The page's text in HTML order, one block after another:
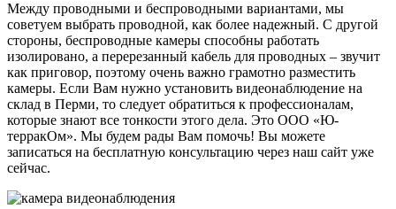
Между проводными и беспроводными вариантами, мы
советуем выбрать проводной, как более надежный. С другой
стороны, беспроводные камеры способны работать
изолировано, а перерезанный кабель для проводных – звучит
как приговор, поэтому очень важно грамотно разместить
камеры. Если Вам нужно установить видеонаблюдение на
склад в Перми, то следует обратиться к профессионалам,
которые знают все тонкости этого дела. Это ООО «Ю-
терракОм». Мы будем рады Вам помочь! Вы можете
записаться на бесплатную консультацию через наш сайт уже
сейчас.